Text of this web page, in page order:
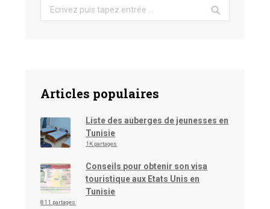
Search:
Articles populaires
Liste des auberges de jeunesses en
Tunisie
1K partages
Conseils pour obtenir son visa
touristique aux Etats Unis en
Tunisie
811 partages